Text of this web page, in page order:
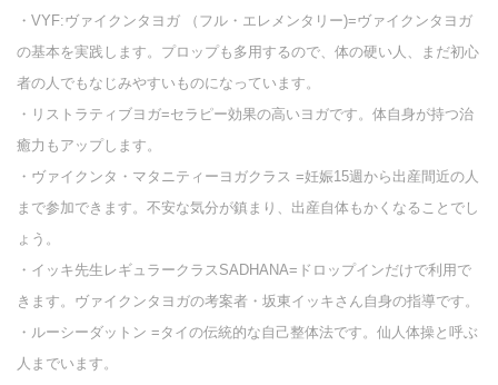
・VYF:ヴァイクンタヨガ （フル・エレメンタリー)=ヴァイクンタヨガ
の基本を実践します。プロップも多用するので、体の硬い人、まだ初心
者の人でもなじみやすいものになっています。
・リストラティブヨガ=セラピー効果の高いヨガです。体自身が持つ治
癒力もアップします。
・ヴァイクンタ・マタニティーヨガクラス =妊娠15週から出産間近の人
まで参加できます。不安な気分が鎮まり、出産自体もかくなることでし
ょう。
・イッキ先生レギュラークラスSADHANA=ドロップインだけで利用で
きます。ヴァイクンタヨガの考案者・坂東イッキさん自身の指導です。
・ルーシーダットン =タイの伝統的な自己整体法です。仙人体操と呼ぶ
人までいます。